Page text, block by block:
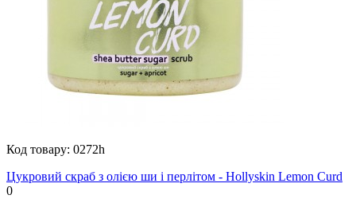
Код товару: 0272h
Цукровий скраб з олією ши і перлітом - Hollyskin Lemon Curd
0